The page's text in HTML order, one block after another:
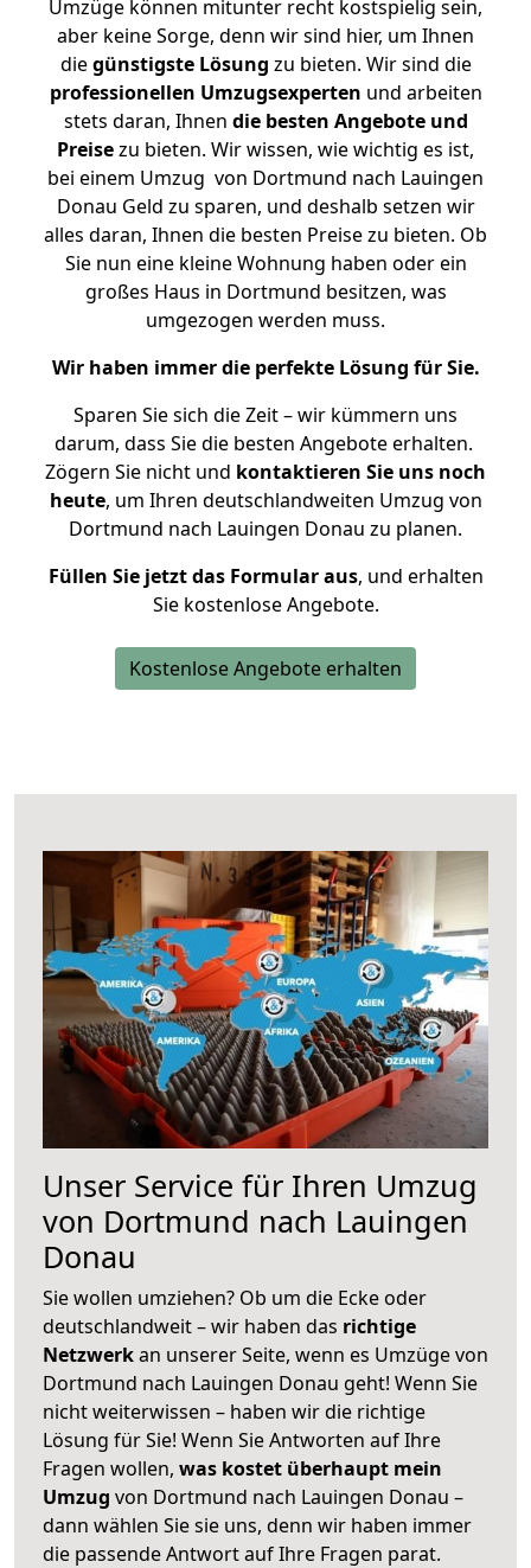
Umzüge können mitunter recht kostspielig sein,
aber keine Sorge, denn wir sind hier, um Ihnen
diegünstigste Lösung zu bieten. Wir sind die
professionellen Umzugsexperten und arbeiten
stets daran, Ihnen die besten Angebote und
Preisezu bieten. Wir wissen, wie wichtig es ist,
bei einem Umzug von Dortmund nach Lauingen
Donau Geld zu sparen, und deshalb setzen wir
alles daran, Ihnen die besten Preise zu bieten. Ob
Sie nun eine kleine Wohnung haben oder ein
großes Haus in Dortmund besitzen, was
umgezogen werden muss.
Wir haben immer die perfekte Lösung für Sie.
Sparen Sie sich die Zeit – wir kümmern uns
darum, dass Sie die besten Angebote erhalten.
Zögern Sie nicht und kontaktieren Sie uns noch
heute, um Ihren deutschlandweiten Umzug von
Dortmund nach Lauingen Donau zu planen.
Füllen Sie jetzt das Formular aus, und erhalten
Sie kostenlose Angebote.
Kostenlose Angebote erhalten
Unser Service für Ihren Umzug
von Dortmund nach Lauingen
Donau
Sie wollen umziehen? Ob um die Ecke oder
deutschlandweit – wir haben das richtige
Netzwerkan unserer Seite, wenn es Umzüge von
Dortmund nach Lauingen Donau geht! Wenn Sie
nicht weiterwissen – haben wir die richtige
Lösung für Sie! Wenn Sie Antworten auf Ihre
Fragen wollen, was kostet überhaupt mein
Umzug von Dortmund nach Lauingen Donau –
dann wählen Sie sie uns, denn wir haben immer
die passende Antwort auf Ihre Fragen parat.